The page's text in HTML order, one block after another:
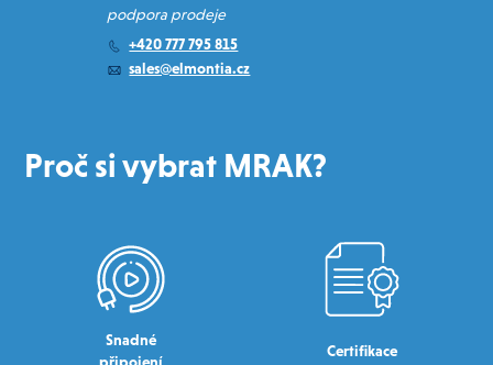
podpora prodeje
+420 777 795 815
sales@elmontia.cz
Proč si vybrat MRAK?
Snadné
Certifikace